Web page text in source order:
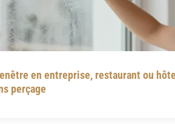
en entreprise, restaurant ou
perçage